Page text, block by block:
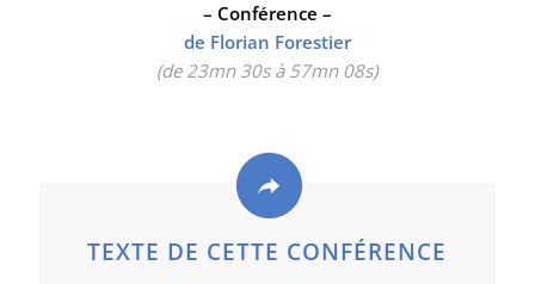
– Conférence –
de Florian Forestier
(de 23mn 30s à 57mn 08s)
TEXTE DE CETTE CONFÉRENCE